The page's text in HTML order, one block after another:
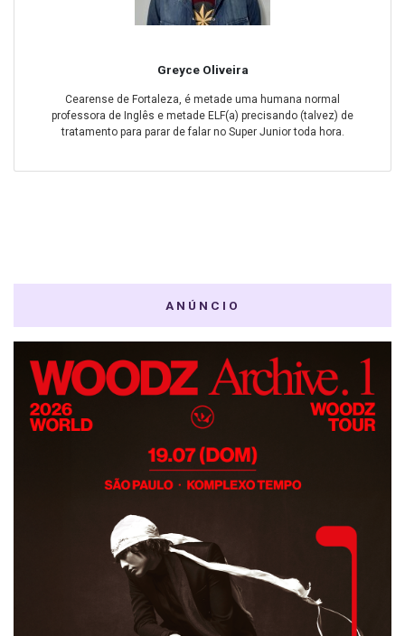
Greyce Oliveira
Cearense de Fortaleza, é metade uma humana normal
professora de Inglês e metade ELF(a) precisando (talvez) de
tratamento para parar de falar no Super Junior toda hora.
ANÚNCIO